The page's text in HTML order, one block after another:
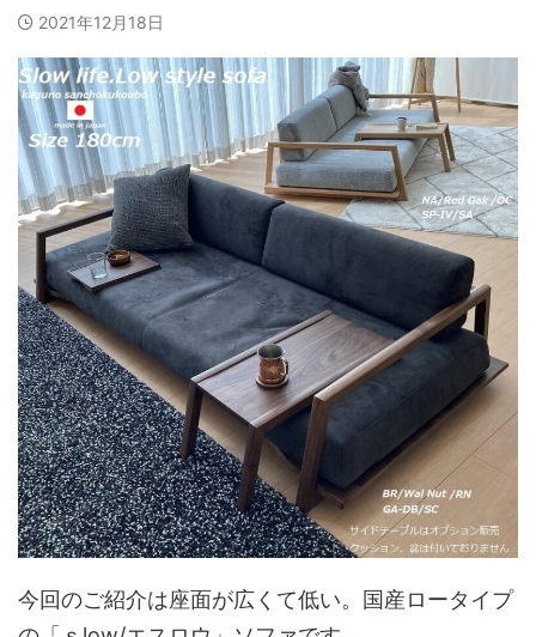
2021年12月18日
今回のご紹介は座面が広くて低い。国産ロータイプ